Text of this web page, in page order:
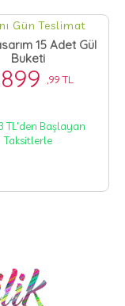
Gün Teslimat
15 Adet Gül
Buketi
,99 TL
TL'den Başlayan
Taksitlerle